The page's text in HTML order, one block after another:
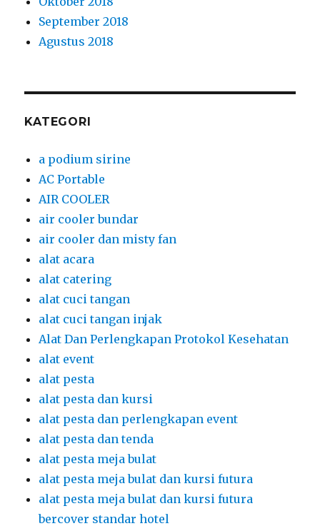
September 2018
Agustus 2018
KATEGORI
a podium sirine
AC Portable
AIR COOLER
air cooler bundar
air cooler dan misty fan
alat acara
alat catering
alat cuci tangan
alat cuci tangan injak
Alat Dan Perlengkapan Protokol Kesehatan
alat event
alat pesta
alat pesta dan kursi
alat pesta dan perlengkapan event
alat pesta dan tenda
alat pesta meja bulat
alat pesta meja bulat dan kursi futura
alat pesta meja bulat dan kursi futura
bercover standar hotel